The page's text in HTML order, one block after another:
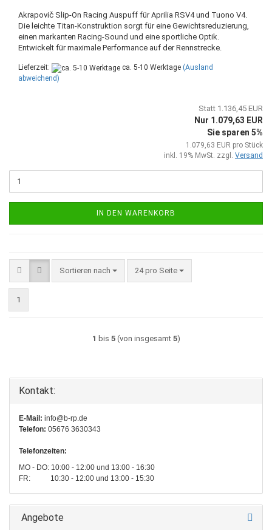
Akrapovič Slip-On Racing Auspuff für Aprilia RSV4 und Tuono V4.
Die leichte Titan-Konstruktion sorgt für eine Gewichtsreduzierung,
einen markanten Racing-Sound und eine sportliche Optik.
Entwickelt für maximale Performance auf der Rennstrecke.
Lieferzeit: ca. 5-10 Werktage (Ausland
abweichend)
Statt 1.136,45 EUR
Nur 1.079,63 EUR
Sie sparen 5%
1.079,63 EUR pro Stück
inkl. 19% MwSt. zzgl. Versand
IN DEN WARENKORB
Sortieren nach
Sortieren nach 24 pro Seite
pro Seite
1
1 bis 5(von insgesamt 5)
Kontakt:
E-Mail: info@b-rp.de
Telefon: 05676 3630343
Telefonzeiten:
MO - DO: 10:00 - 12:00 und 13:00 - 16:30
FR: 10:30 - 12:00 und 13:00 - 15:30
Angebote